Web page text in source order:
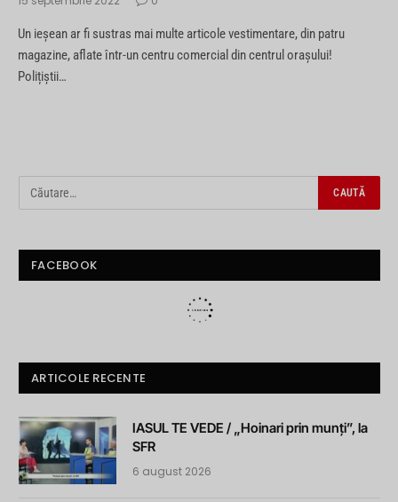
Un ieșean ar fi sustras mai multe articole vestimentare, din patru
magazine, aflate într-un centru comercial din centrul orașului!
Polițiștii…
FACEBOOK
ARTICOLE RECENTE
IASUL TE VEDE / „Hoinari prin munți”, la
SFR
6 august 2026